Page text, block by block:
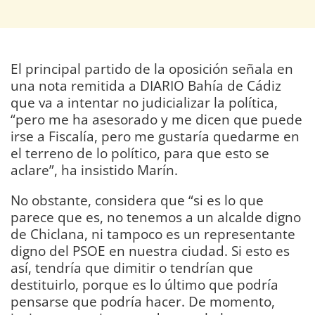
El principal partido de la oposición señala en
una nota remitida a DIARIO Bahía de Cádiz
que va a intentar no judicializar la política,
“pero me ha asesorado y me dicen que puede
irse a Fiscalía, pero me gustaría quedarme en
el terreno de lo político, para que esto se
aclare”, ha insistido Marín.
No obstante, considera que “si es lo que
parece que es, no tenemos a un alcalde digno
de Chiclana, ni tampoco es un representante
digno del PSOE en nuestra ciudad. Si esto es
así, tendría que dimitir o tendrían que
destituirlo, porque es lo último que podría
pensarse que podría hacer. De momento,